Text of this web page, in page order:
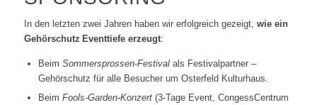
In den letzten zwei Jahren haben wir erfolgreich gezeigt, wie ein
Gehörschutz Eventtiefe erzeugt:
Beim Sommersprossen‑Festivalals Festivalpartner –
Gehörschutz für alle Besucher um Osterfeld Kulturhaus.
Beim Fools‑Garden‑Konzert(3‑Tage Event, CongessCentrum